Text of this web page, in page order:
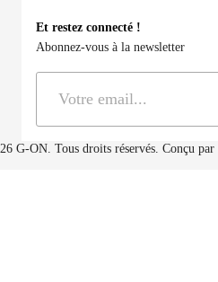
G-ON. Tous droits réservés. Conçu par
Et restez connecté !
Abonnez-vous à la newsletter